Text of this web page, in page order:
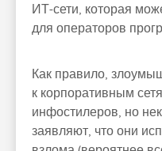
ИТ-сети, которая
для операторов
Как правило,
к корпоративным
инфостилеров, но
заявляют, что они